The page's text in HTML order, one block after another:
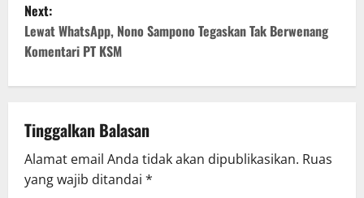
Next:
Lewat WhatsApp, Nono Sampono Tegaskan Tak Berwenang
Komentari PT KSM
Tinggalkan Balasan
Alamat email Anda tidak akan dipublikasikan. Ruas
yang wajib ditandai *